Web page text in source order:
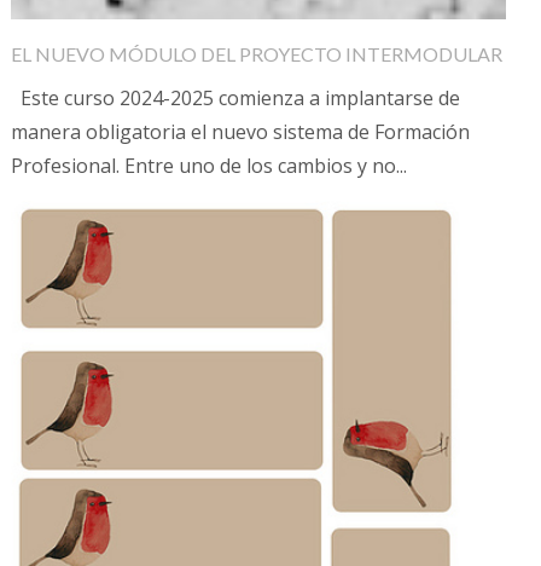
EL NUEVO MÓDULO DEL PROYECTO INTERMODULAR
Este curso 2024-2025 comienza a implantarse de
manera obligatoria el nuevo sistema de Formación
Profesional. Entre uno de los cambios y no...